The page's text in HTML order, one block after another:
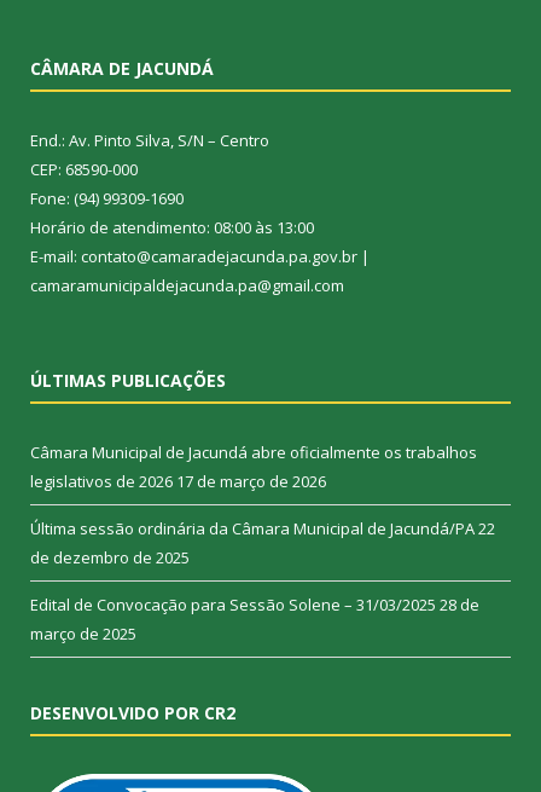
CÂMARA DE JACUNDÁ
End.: Av. Pinto Silva, S/N – Centro
CEP: 68590-000
Fone: (94) 99309-1690
Horário de atendimento: 08:00 às 13:00
E-mail: contato@camaradejacunda.pa.gov.br |
camaramunicipaldejacunda.pa@gmail.com
ÚLTIMAS PUBLICAÇÕES
Câmara Municipal de Jacundá abre oficialmente os trabalhos
legislativos de 2026 17 de março de 2026
Última sessão ordinária da Câmara Municipal de Jacundá/PA22
de dezembro de 2025
Edital de Convocação para Sessão Solene – 31/03/2025 28 de
março de 2025
DESENVOLVIDO POR CR2